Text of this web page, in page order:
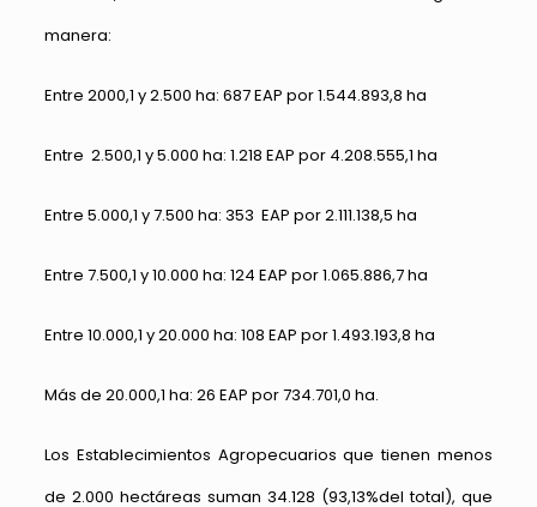
manera:
Entre 2000,1 y 2.500 ha: 687 EAP por 1.544.893,8 ha
Entre 2.500,1 y 5.000 ha: 1.218 EAP por 4.208.555,1 ha
Entre 5.000,1 y 7.500 ha: 353 EAP por 2.111.138,5 ha
Entre 7.500,1 y 10.000 ha: 124 EAP por 1.065.886,7 ha
Entre 10.000,1 y 20.000 ha: 108 EAP por 1.493.193,8 ha
Más de 20.000,1 ha: 26 EAP por 734.701,0 ha.
Los Establecimientos Agropecuarios que tienen menos
de 2.000 hectáreas suman 34.128 (93,13%del total), que